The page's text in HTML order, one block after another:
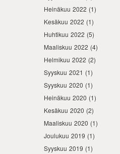
Heinäkuu 2022 (1)
Kesäkuu 2022 (1)
Huhtikuu 2022 (5)
Maaliskuu 2022 (4)
Helmikuu 2022 (2)
Syyskuu 2021 (1)
Syyskuu 2020 (1)
Heinäkuu 2020 (1)
Kesäkuu 2020 (2)
Maaliskuu 2020 (1)
Joulukuu 2019 (1)
Syyskuu 2019 (1)